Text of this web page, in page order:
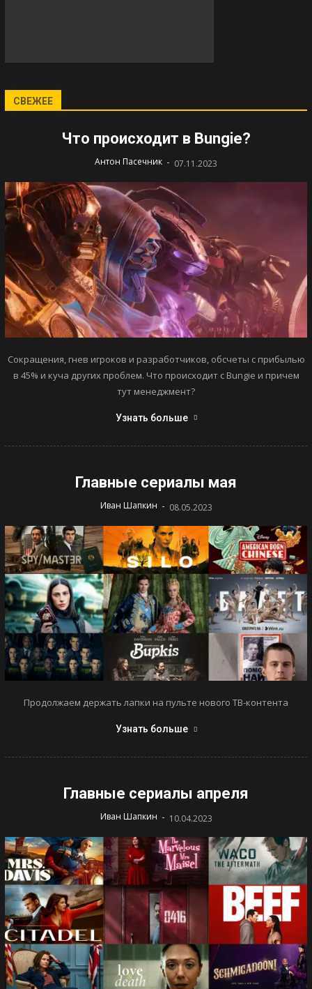
СВЕЖЕЕ
Что происходит в Bungie?
Антон Пасечник - 07.11.2023
Сокращения, гнев игроков и разработчиков, обсчеты с прибылью
в 45% и куча других проблем. Что происходит с Bungie и причем
тут менеджмент?
Узнать больше
Главные сериалы мая
Иван Шапкин - 08.05.2023
Продолжаем держать лапки на пульте нового ТВ-контента
Узнать больше
Главные сериалы апреля
Иван Шапкин - 10.04.2023